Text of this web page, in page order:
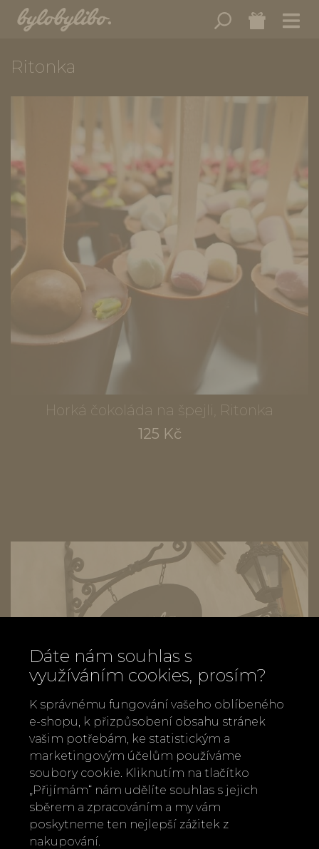
Ritonka
Horká čokoláda na špejli, Ritonka
125 Kč
Zavolejte nám
+420 737 886 915
Napište nám
info@bylobylibo.cz
Dáte nám souhlas s
využíváním cookies, prosím?
K správnému fungování vašeho oblíbeného
e-shopu, k přizpůsobení obsahu stránek
vašim potřebám, ke statistickým a
marketingovým účelům používáme
soubory cookie. Kliknutím na tlačítko
„Přijímám“ nám udělíte souhlas s jejich
sběrem a zpracováním a my vám
poskytneme ten nejlepší zážitek z
nakupování.